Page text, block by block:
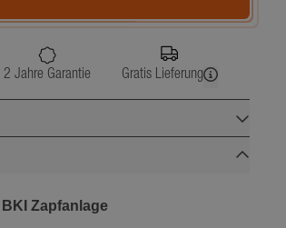
2 Jahre Garantie Gratis Lieferung
BKI Zapfanlage